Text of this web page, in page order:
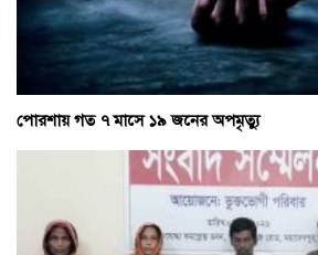
পোরশায় গত ৭ মাসে ১৯ জনের অপমৃত্যু